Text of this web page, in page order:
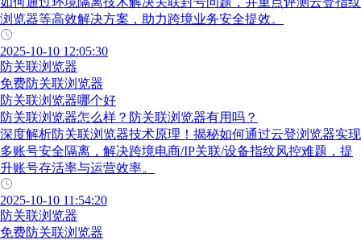
浏览器等高效解决方案，助力跨境业务安全提效。
2025-10-10 12:05:30
防关联浏览器
免费防关联浏览器
防关联浏览器哪个好
防关联浏览器怎么样？防关联浏览器有用吗？
深度解析防关联浏览器技术原理！揭秘如何通过云登浏览器实现
多账号安全隔离，解决跨境电商/IP关联/设备指纹风控难题，提
升账号存活率与运营效率。
2025-10-10 11:54:20
防关联浏览器
免费防关联浏览器